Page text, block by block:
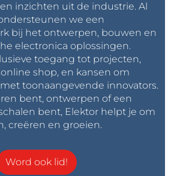
inzichten uit de industrie. Al
we een
bij het ontwerpen, bouwen en
electronica oplossingen.
toegang tot projecten,
shop, en kansen om
toonaangevende innovators.
bent, ontwerpen of een
bent, Elektor helpt je om
creëren en groeien.
Word ook lid!